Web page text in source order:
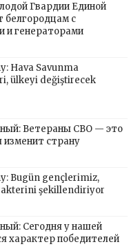
Гвардии Единой
белгородцам с
и генераторами
Hava Savunma
ülkeyi değiştirecek
Ветераны СВО — это
изменит страну
Bugün gençlerimiz,
şekillendiriyor
Сегодня у нашей
характер победителей